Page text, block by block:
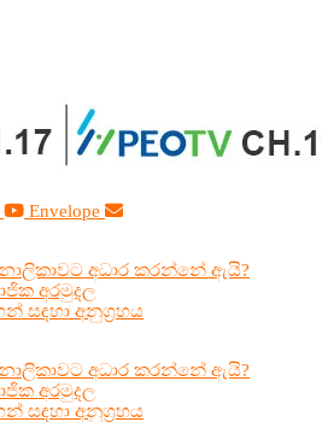
Envelope
අධාර කරන්නේ ඇයි?
අරමුදල
සඳහා අනුග්‍රහය
අධාර කරන්නේ ඇයි?
අරමුදල
සඳහා අනුග්‍රහය